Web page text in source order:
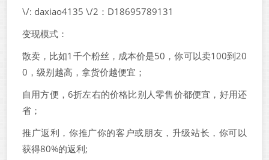
\/: daxiao4135 \/2：D18695789131
变现模式：
散卖，比如1千个粉丝，成本价是50，你可以卖100到20
0，级别越高，拿货价越便宜；
自用方便，6折左右的价格比别人零售价都便宜，好用还
省；
推广返利，你推广你的客户或朋友，升级站长，你可以
获得80%的返利;